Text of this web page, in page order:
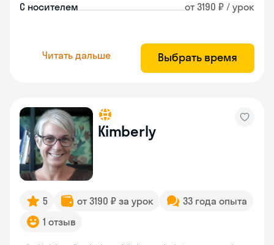
С носителем от 3190 ₽ / урок
Читать дальше Выбрать время
Kimberly
5 от 3190 ₽ за урок
33 года опыта
1 отзыв